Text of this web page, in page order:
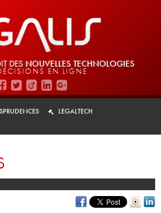
DES NOUVELLES TECHNOLOGIES
EN LIGNE
LEGALTECH